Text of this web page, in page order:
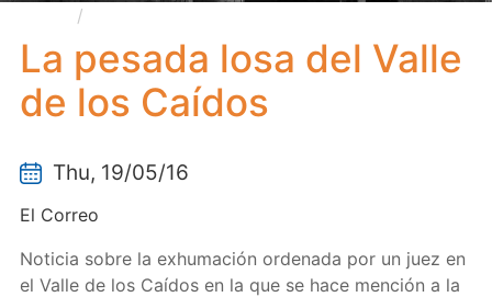
La pesada losa del Valle
de los Caídos
Thu, 19/05/16
El Correo
Noticia sobre la exhumación ordenada por un juez en
el Valle de los Caídos en la que se hace mención a la